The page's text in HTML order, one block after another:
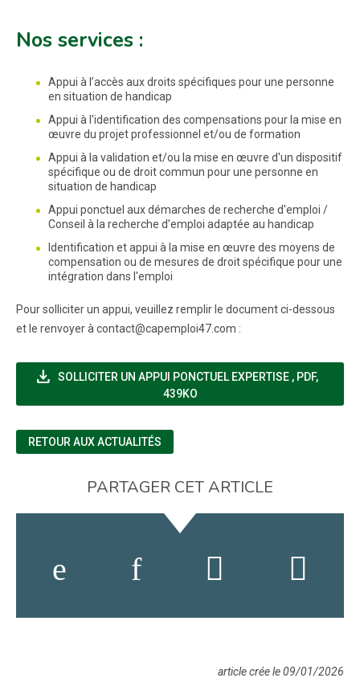
Nos services :
Appui à l’accès aux droits spécifiques pour une personne
en situation de handicap
Appui à l'identification des compensations pour la mise en
œuvre du projet professionnel et/ou de formation
Appui à la validation et/ou la mise en œuvre d'un dispositif
spécifique ou de droit commun pour une personne en
situation de handicap
Appui ponctuel aux démarches de recherche d'emploi /
Conseil à la recherche d’emploi adaptée au handicap
Identification et appui à la mise en œuvre des moyens de
compensation ou de mesures de droit spécifique pour une
intégration dans l'emploi
Pour solliciter un appui, veuillez remplir le document ci-dessous
et le renvoyer à contact@capemploi47.com :
file_download SOLLICITER UN APPUI PONCTUEL EXPERTISE (NOUVELLE
, PDF,
439KO
RETOUR AUX ACTUALITÉS
PARTAGER CET ARTICLE
article crée le 09/01/2026